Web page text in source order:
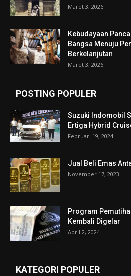
Maret 3, 2026
Kebudayaan
Bangsa Menuju
Berkelanjutan
Maret 3, 2026
POSTING POPULER
Suzuki Indomobil
Ertiga Hybrid
Februari 19, 2024
Jual Beli Emas
November 17, 2023
Program
Kembali Digelar
April 2, 2024
KATEGORI POPULER